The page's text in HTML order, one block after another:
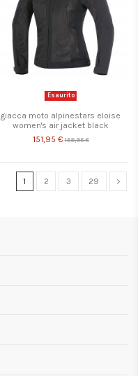
Esaurito
giacca moto alpinestars eloise
women's air jacket black
151,95 € 159,95 €
1 2 3 29